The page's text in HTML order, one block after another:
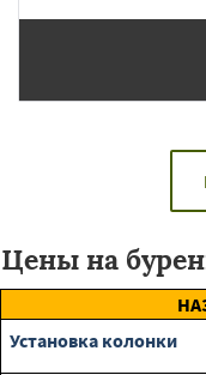
Цены на
Установка колонки